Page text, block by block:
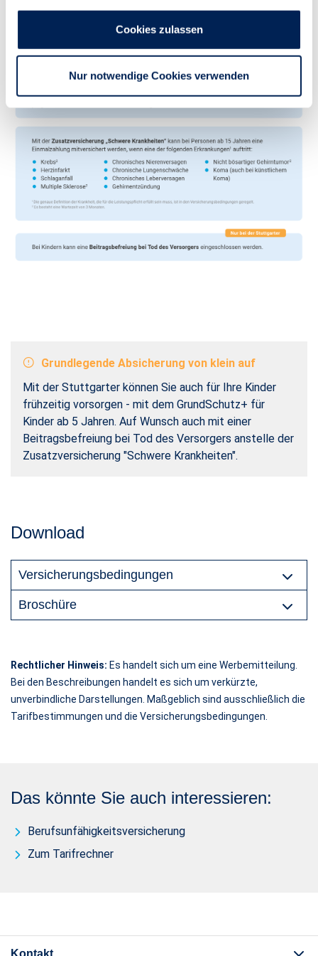
Cookies zulassen
Nur notwendige Cookies verwenden
Grundlegende Absicherung von klein auf
Mit der Stuttgarter können Sie auch für Ihre Kinder
frühzeitig vorsorgen - mit dem GrundSchutz+ für
Kinder ab 5 Jahren. Auf Wunsch auch mit einer
Beitragsbefreiung bei Tod des Versorgers anstelle der
Zusatzversicherung "Schwere Krankheiten".
Download
Versicherungsbedingungen
Broschüre
Rechtlicher Hinweis: Es handelt sich um eine Werbemitteilung.
Bei den Beschreibungen handelt es sich um verkürzte,
unverbindliche Darstellungen. Maßgeblich sind ausschließlich die
Tarifbestimmungen und die Versicherungsbedingungen.
Das könnte Sie auch interessieren:
Berufsunfähigkeitsversicherung
Zum Tarifrechner
Kontakt